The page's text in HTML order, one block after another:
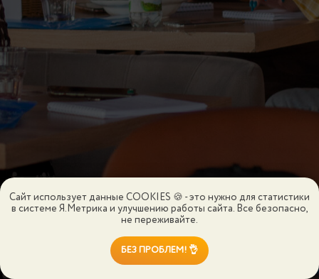
Сайт использует данные COOKIES 🍪 - это нужно для статистики
в системе Я.Метрика и улучшению работы сайта. Все безопасно,
не переживайте.
БЕЗ ПРОБЛЕМ! 👌